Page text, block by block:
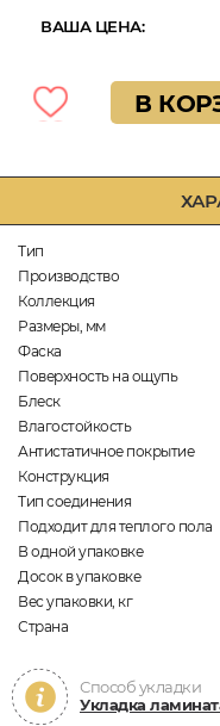
Тип
Производство
Коллекция
Размеры, мм
Фаска
Поверхность на ощупь
Блеск
Влагостойкость
Антистатичное покрытие
Конструкция
Тип соединения
Подходит для теплого пола
В одной упаковке
Досок в упаковке
Вес упаковки, кг
Страна
Способ укладки
Укладка
ВАША ЦЕНА:
В